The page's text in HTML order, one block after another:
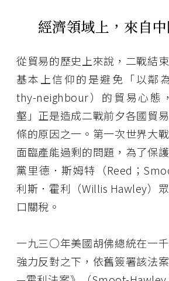
經濟領域上，來自
從貿易的歷史上來說，二戰結
基本上信仰的是避免「以鄰
thy-neighbour）的貿易心態
壑」正是造成二戰前夕各國貿
條的原因之一。第一次世界大
面臨產能過剩的問題，為了保
黨里德．斯姆特（Reed；
利斯．霍利（Willis Hawley）
口關稅。
一九三○年美國胡佛總統在一
強力反對之下，依舊簽署該法